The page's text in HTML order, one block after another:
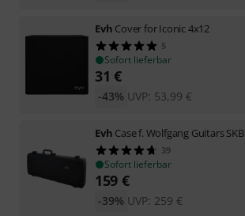
Evh Cover for Iconic 4x12
5
Sofort lieferbar
31 €
UVP: 53,99 €
-43%
Evh Case f. Wolfgang Guitars SKB
39
Sofort lieferbar
159 €
UVP: 259 €
-39%